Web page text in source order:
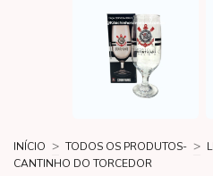
INÍCIO > TODOS OS PRODUTOS- >
CANTINHO DO TORCEDOR